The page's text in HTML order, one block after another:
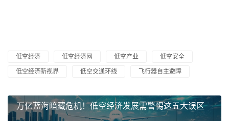
低空经济 低空经济网 低空产业
低空安全
低空经济新视界
低空交通环线 飞行器自主避障
万亿蓝海暗藏危机！低空经济发展需警惕这五大误区